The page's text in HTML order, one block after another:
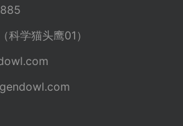
学猫头鹰01）